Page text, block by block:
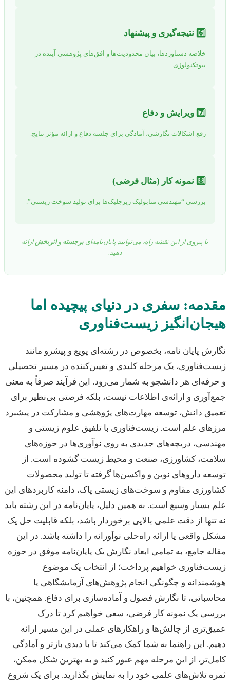
خلاصه دستاوردها، بیان محدودیت‌ها و افق‌های پژوهشی آینده در
بیوتکنولوژی.
رفع اشکالات نگارشی، آمادگی برای جلسه دفاع و ارائه مؤثر نتایج.
بررسی “مهندسی متابولیک ریزجلبک‌ها برای تولید سوخت زیستی”.
با پیروی از این نقشه راه، می‌توانید پایان‌نامه‌ایبرجسته واثربخش ارائه
سفری در دنیای پیچیده اما
زیست‌فناوری
پایان نامه، بخصوص در رشته‌ای پویع و پیشرو مانند
یک مرحله کلیدی و تعیین‌کننده در مسیر تحصیلی
هر دانشجو به شمار می‌رود. این فرآیند صرفاً به معنی
و ارائه‌ی اطلاعات نیست، بلکه فرصتی بی‌نظیر برای
دانش، توسعه مهارت‌های پژوهشی و مشارکت در پیشبرد
علم است. زیست‌فناوری با تلفیق علوم زیستی و
دریچه‌های جدیدی به روی نوآوری‌ها در حوزه‌های
کشاورزی، صنعت و محیط زیست گشوده است. از
داروهای نوین و واکسن‌ها گرفته تا تولید محصولات
مقاوم و سوخت‌های زیستی پاک، دامنه کاربردهای این
بسیار وسیع است. به همین دلیل، پایان‌نامه در این رشته باید
از دقت علمی بالایی برخوردار باشد، بلکه قابلیت حل یک
واقعی یا ارائه راه‌حلی نوآورانه را داشته باشد. در این
جامع، به تمامی ابعاد نگارش یک پایان‌نامه موفق در حوزه
خواهیم پرداخت؛ از انتخاب یک موضوع
و چگونگی انجام پژوهش‌های آزمایشگاهی یا
تا نگارش فصول و آماده‌سازی برای دفاع. همچنین، با
یک نمونه کار فرضی، سعی خواهیم کرد تا درک
از چالش‌ها و راهکارهای عملی در این مسیر ارائه
این راهنما به شما کمک می‌کند تا با دیدی بازتر و آمادگی
از این مرحله مهم عبور کنید و به بهترین شکل ممکن،
تلاش‌های علمی خود را به نمایش بگذارید. برای یک شروع